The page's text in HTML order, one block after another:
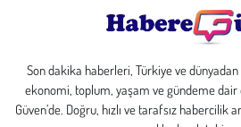
Son dakika haberleri, Türkiye ve
ekonomi, toplum, yaşam ve gündeme dair
Güven’de. Doğru, hızlı ve tarafsız habercilik